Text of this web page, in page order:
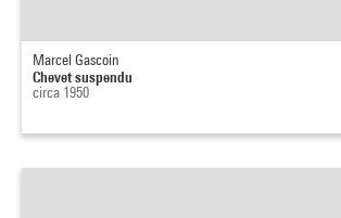
Marcel Gascoin
Chevet suspendu
circa 1950